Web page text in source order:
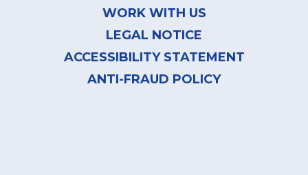
WORK WITH US
LEGAL NOTICE
ACCESSIBILITY STATEMENT
ANTI-FRAUD POLICY